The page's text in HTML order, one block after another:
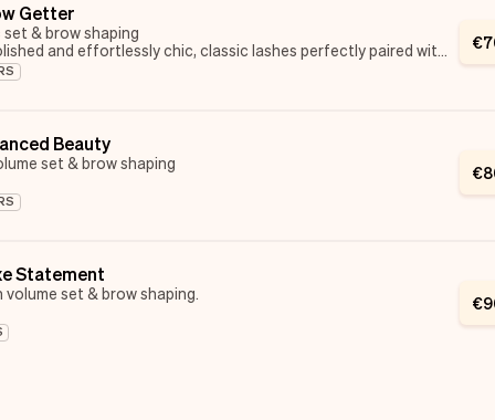
Getter
& brow shaping
and effortlessly chic, classic lashes perfectly paired with
to enhance your natural beauty.
€
Beauty
set & brow shaping
perfectly shaped brows, balanced and flawless for every
€
Statement
volume set & brow shaping.
lashes meet precision brows for the ultimate Blinked Beauty
€